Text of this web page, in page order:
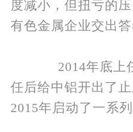
度减小，但扭亏的
有色金属企业交出
2014年底上任
任后给中铝开出了
2015年启动了一系